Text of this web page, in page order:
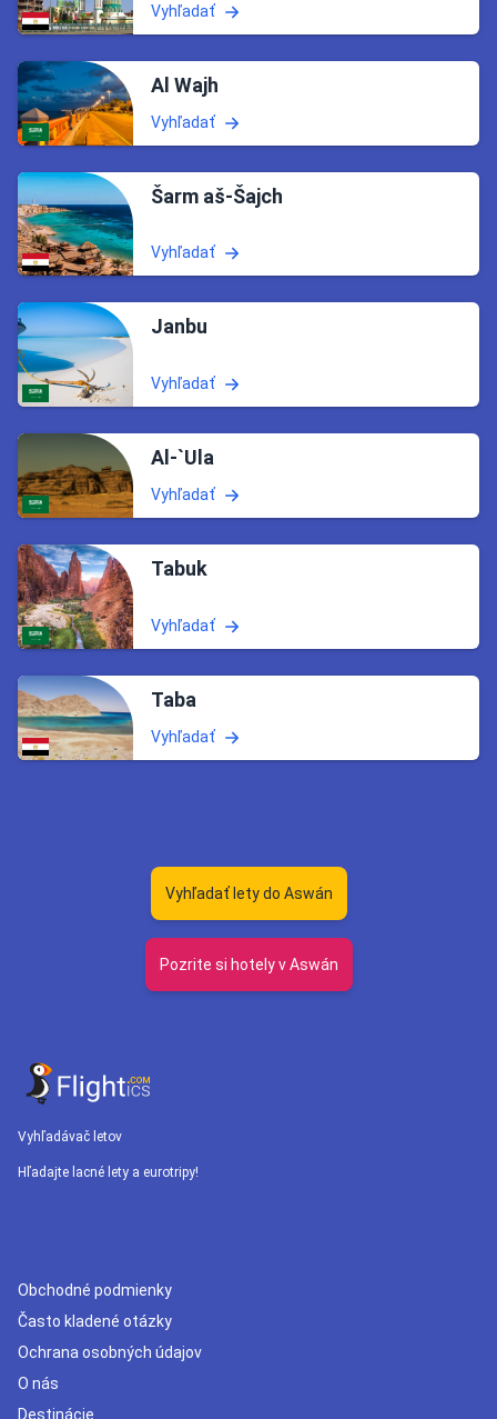
Vyhľadať
Al Wajh
Vyhľadať
Šarm aš-Šajch
Vyhľadať
Janbu
Vyhľadať
Al-`Ula
Vyhľadať
Tabuk
Vyhľadať
Taba
Vyhľadať
Vyhľadať lety do Aswán
Pozrite si hotely v Aswán
Vyhľadávač letov
Hľadajte lacné lety a eurotripy!
Obchodné podmienky
Často kladené otázky
Ochrana osobných údajov
O nás
Destinácie